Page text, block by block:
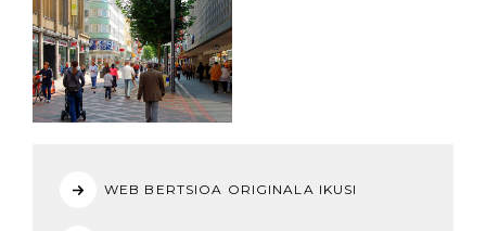
WEB BERTSIOA ORIGINALA IKUSI